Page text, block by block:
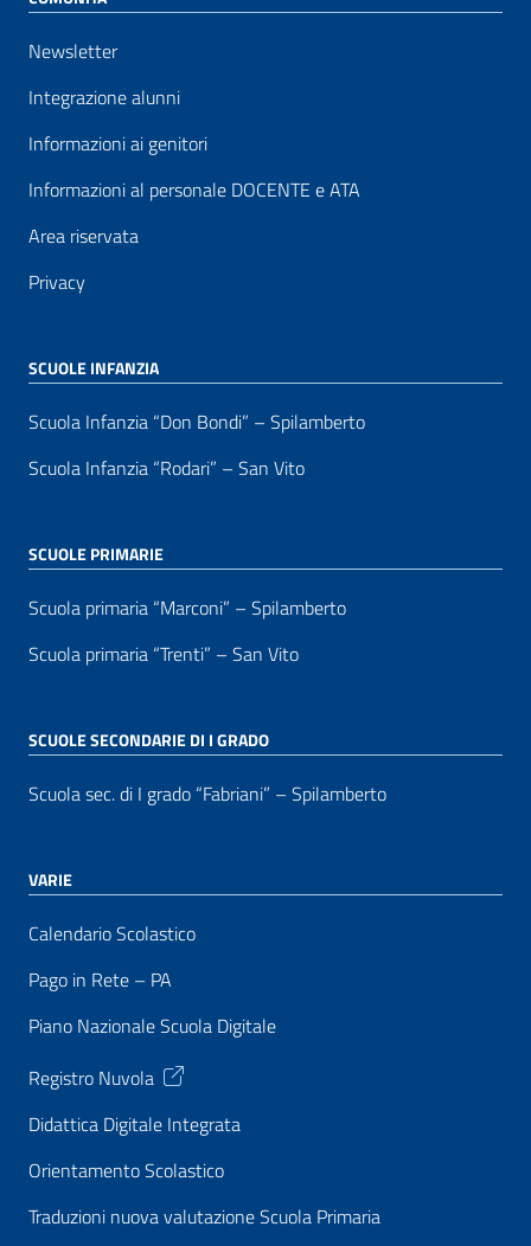
Newsletter
Integrazione alunni
Informazioni ai genitori
Informazioni al personale DOCENTE e ATA
Area riservata
Privacy
SCUOLE INFANZIA
Scuola Infanzia “Don Bondi” – Spilamberto
Scuola Infanzia “Rodari” – San Vito
SCUOLE PRIMARIE
Scuola primaria “Marconi” – Spilamberto
Scuola primaria “Trenti” – San Vito
SCUOLE SECONDARIE DI I GRADO
Scuola sec. di I grado “Fabriani” – Spilamberto
VARIE
Calendario Scolastico
Pago in Rete – PA
Piano Nazionale Scuola Digitale
Registro Nuvola
Didattica Digitale Integrata
Orientamento Scolastico
Traduzioni nuova valutazione Scuola Primaria